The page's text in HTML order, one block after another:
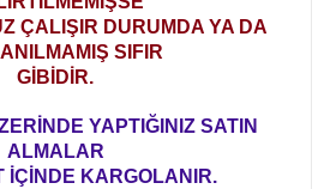
ÇALIŞIR DURUMDA YA DA
SIFIR
GİBİDİR.
YAPTIĞINIZ SATIN
ALMALAR
İÇİNDE KARGOLANIR.